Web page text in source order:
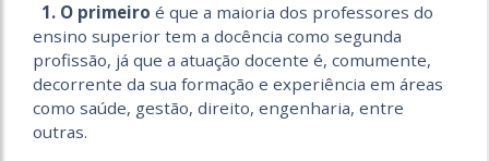
1. O primeiro é que a maioria dos professores do
ensino superior tem a docência como segunda
profissão, já que a atuação docente é, comumente,
decorrente da sua formação e experiência em áreas
como saúde, gestão, direito, engenharia, entre
outras.